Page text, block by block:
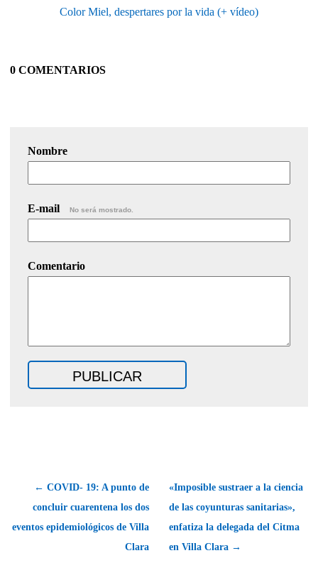
Color Miel, despertares por la vida (+ vídeo)
0 COMENTARIOS
Nombre
E-mail No será mostrado.
Comentario
← COVID- 19: A punto de
concluir cuarentena los dos
eventos epidemiológicos de Villa
Clara
«Imposible sustraer a la ciencia
de las coyunturas sanitarias»,
enfatiza la delegada del Citma
en Villa Clara →